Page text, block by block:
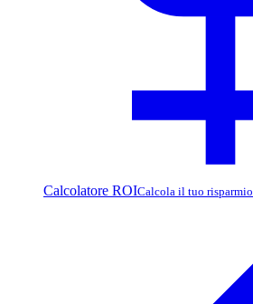
Calcolatore ROICalcola il tuo risparmio